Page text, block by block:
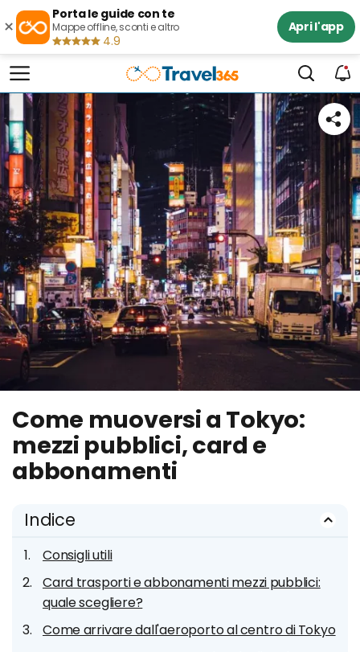
×
Porta le guide con te
Mappe offline, sconti e altro
4.9
Apri l'app
Come muoversi a Tokyo:
mezzi pubblici, card e
abbonamenti
Indice
Consigli utili
Card trasporti e abbonamenti mezzi pubblici:
quale scegliere?
Come arrivare dall'aeroporto al centro di Tokyo